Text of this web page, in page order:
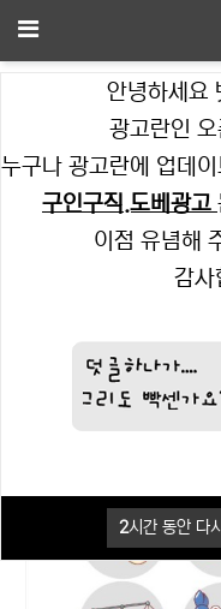
안녕하세요
광고란인
누구나 광고란에 업데
구인구직.도베광고
이점 유념해
감사
2시간 동안 다
메뉴
2026년 06월 01일
작성자 정보
벳프리
컨텐츠 정보
1,198조회
2026